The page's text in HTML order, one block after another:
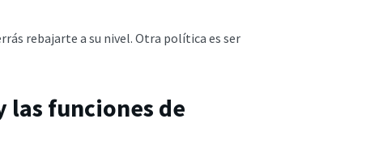
rebajarte a su nivel. Otra política es ser
funciones de